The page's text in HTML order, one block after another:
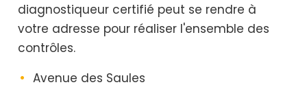
diagnostiqueur certifié peut se rendre à
votre adresse pour réaliser l'ensemble des
contrôles.
Avenue des Saules